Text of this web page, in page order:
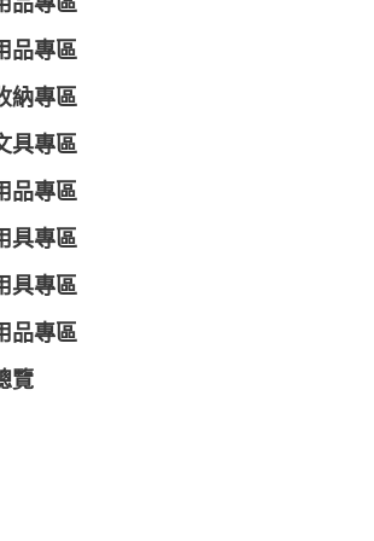
品專區
品專區
納專區
具專區
品專區
具專區
具專區
品專區
覽